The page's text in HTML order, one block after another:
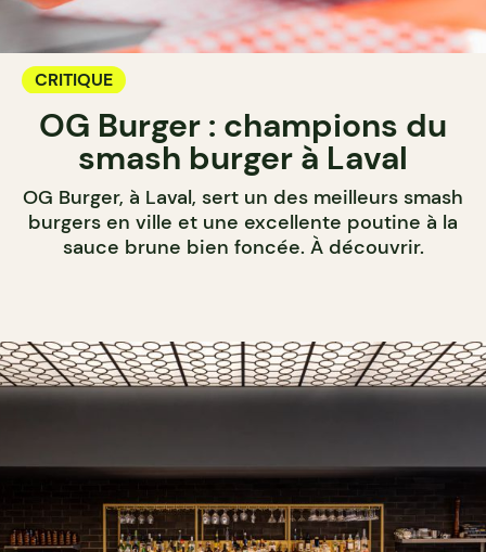
CRITIQUE
OG Burger : champions du
smash burger à Laval
OG Burger, à Laval, sert un des meilleurs smash
burgers en ville et une excellente poutine à la
sauce brune bien foncée. À découvrir.